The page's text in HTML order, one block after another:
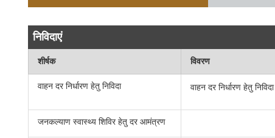
निविदाएं
शीर्षक विवरण
वाहन दर निर्धारण हेतु निविदा
वाहन दर निर्धारण हेतु निविदा
जनकल्याण स्वास्थ्य शिविर हेतु दर आमंत्रण